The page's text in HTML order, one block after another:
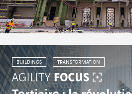
BUILDINGS TRANSFORMATION